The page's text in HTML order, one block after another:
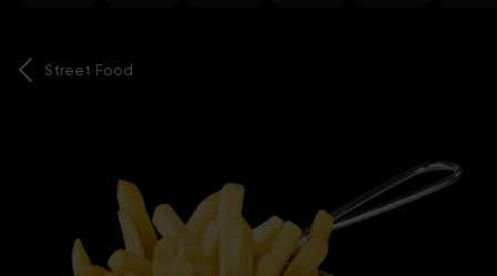
Street Food